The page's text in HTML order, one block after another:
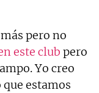
pero no
este club pero
Yo creo
estamos